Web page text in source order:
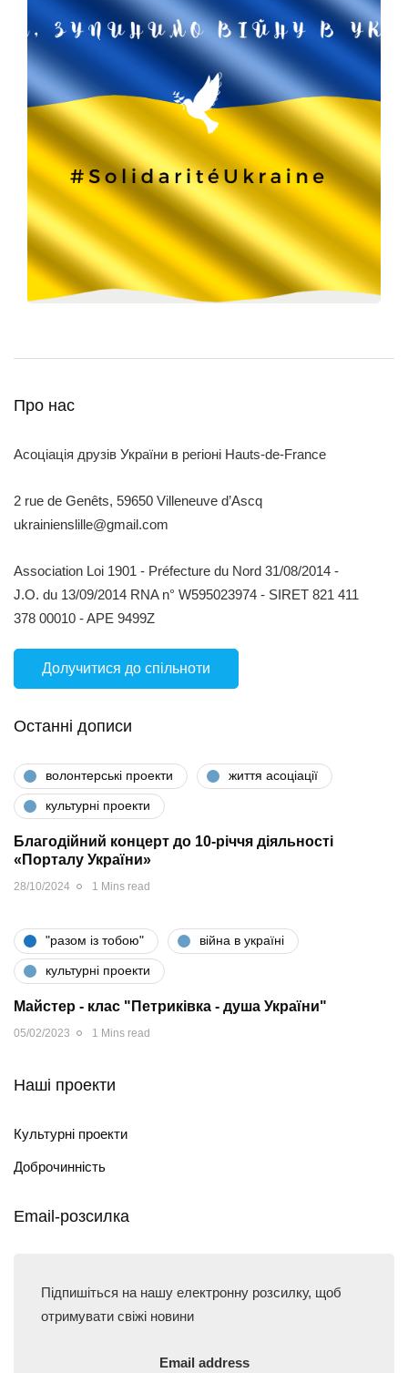
Про нас
Асоціація друзів України в регіоні Hauts-de-France
2 rue de Genêts, 59650 Villeneuve d’Ascq
ukrainienslille@gmail.com
Association Loi 1901 - Préfecture du Nord 31/08/2014 -
J.O. du 13/09/2014 RNA n° W595023974 - SIRET 821 411
378 00010 - APE 9499Z
Долучитися до спільноти
Останні дописи
волонтерські проекти життя асоціації
культурні проекти
Благодійний концерт до 10-річчя діяльності
«Порталу України»
28/10/2024 1 Mins read
"разом iз тобою" війна в україні
культурні проекти
Майстер - клас "Петриківка - душа України"
05/02/2023 1 Mins read
Наші проекти
Культурні проекти
Доброчинність
Email-розсилка
Підпишіться на нашу електронну розсилку, щоб
отримувати свіжі новини
Email address